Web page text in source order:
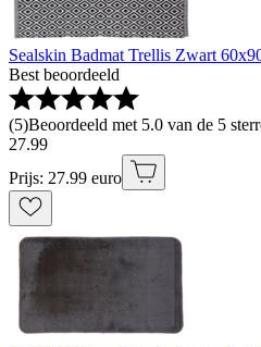
Sealskin Badmat Trellis Zwart
Best beoordeeld
(5)Beoordeeld met 5.0 van de 5
27.99
Prijs: 27.99 euro